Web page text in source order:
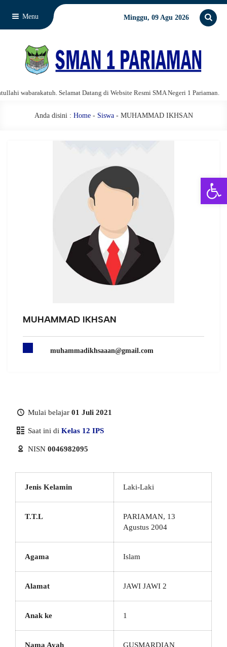
Menu Minggu, 09 Agu 2026
wabarakatuh. Selamat Datang di Website Resmi SMA Negeri 1 Pariaman.
Anda disini : Home- Siswa- MUHAMMAD IKHSAN
MUHAMMAD IKHSAN
muhammadikhsaaan@gmail.com
Mulai belajar 01 Juli 2021
Saat ini di Kelas 12 IPS
NISN 0046982095
Jenis Kelamin Laki-Laki
T.T.L
PARIAMAN, 13
Agustus 2004
Agama Islam
Alamat JAWI JAWI 2
Anak ke 1
Nama Ayah GUSMARDIAN